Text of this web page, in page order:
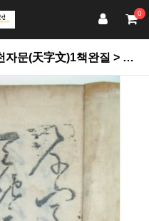
0
(天字文)1책완질 > 고서적